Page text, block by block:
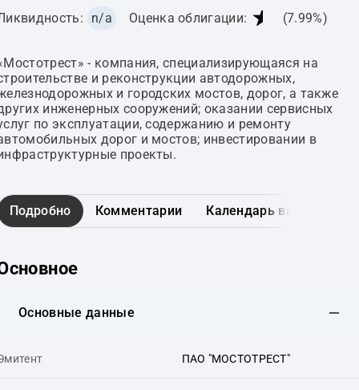
n/a Оценка облигации: ★ (7.99%)
- компания, специализирующаяся на
и реконструкции автодорожных,
и городских мостов, дорог, а также
инженерных сооружений; оказании сервисных
по эксплуатации, содержанию и ремонту
дорог и мостов; инвестировании в
проекты.
Подробно Комментарии Календарь выплат
Основные данные
ПАО "МОСТОТРЕСТ"